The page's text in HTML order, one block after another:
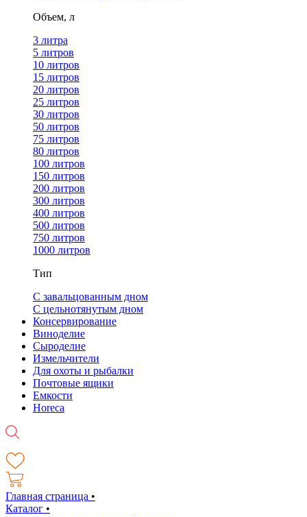
Объем, л
3 литра
5 литров
10 литров
15 литров
20 литров
25 литров
30 литров
50 литров
75 литров
80 литров
100 литров
150 литров
200 литров
300 литров
400 литров
500 литров
750 литров
1000 литров
Тип
С завальцованным дном
С цельнотянутым дном
Консервирование
Виноделие
Сыроделие
Измельчители
Для охоты и рыбалки
Почтовые ящики
Емкости
Horeca
Главная страница •
Каталог •